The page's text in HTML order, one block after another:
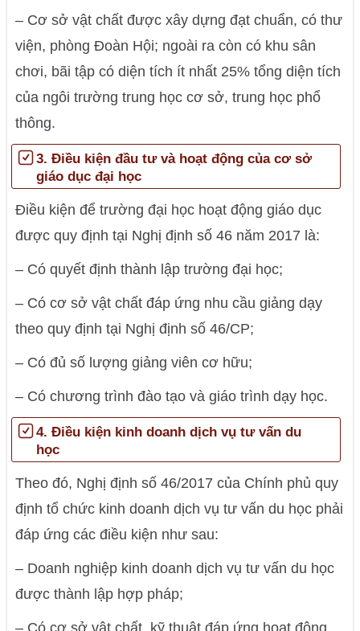
– Cơ sở vật chất được xây dựng đạt chuẩn, có thư
viện, phòng Đoàn Hội; ngoài ra còn có khu sân
chơi, bãi tập có diện tích ít nhất 25% tổng diện tích
của ngôi trường trung học cơ sở, trung học phổ
thông.
3. Điều kiện đầu tư và hoạt động của cơ sở
giáo dục đại học
Điều kiện để trường đại học hoạt động giáo dục
được quy định tại Nghị định số 46 năm 2017 là:
– Có quyết định thành lập trường đại học;
– Có cơ sở vật chất đáp ứng nhu cầu giảng dạy
theo quy định tại Nghị định số 46/CP;
– Có đủ số lượng giảng viên cơ hữu;
– Có chương trình đào tạo và giáo trình dạy học.
4. Điều kiện kinh doanh dịch vụ tư vấn du
học
Theo đó, Nghị định số 46/2017 của Chính phủ quy
định tổ chức kinh doanh dịch vụ tư vấn du học phải
đáp ứng các điều kiện như sau:
– Doanh nghiệp kinh doanh dịch vụ tư vấn du học
được thành lập hợp pháp;
– Có cơ sở vật chất, kỹ thuật đáp ứng hoạt động